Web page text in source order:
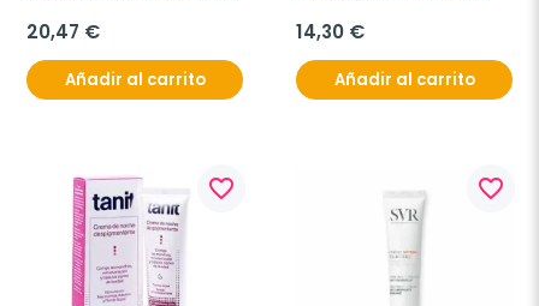
20,47 €
Añadir al carrito
14,30 €
Añadir al carrito
favorite_border favorite_border